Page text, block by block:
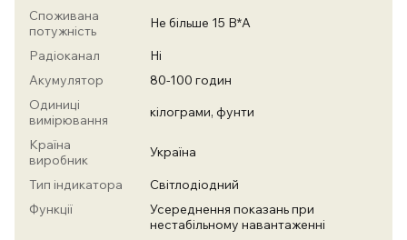
Споживана
потужність
Не більше 15 В*А
Радіоканал
Ні
Акумулятор
80-100 годин
Одиниці
вимірювання
кілограми, фунти
Країна
виробник
Україна
Тип індикатора
Світлодіодний
Функції
Усереднення показань при
нестабільному навантаженні